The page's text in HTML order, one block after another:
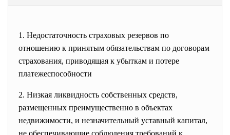
1. Недостаточность страховых резервов по
отношению к принятым обязательствам по договорам
страхования, приводящая к убыткам и потере
платежеспособности
2. Низкая ликвидность собственных средств,
размещенных преимущественно в объектах
недвижимости, и незначительный уставный капитал,
не обеспечивающие соблюдения требований к